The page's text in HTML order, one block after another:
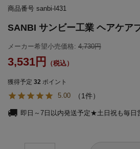
商品番号 sanbi-l431
SANBI サンビー工業 ヘアケア
メーカー希望小売価格: 4,730
3,531
獲得予定 32 ポイント
5.00 1
即日～7日以内発送予定★土日祝も毎日